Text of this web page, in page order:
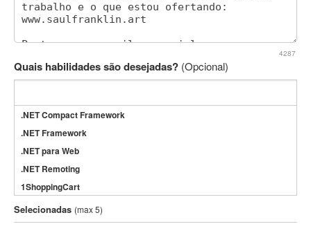
4287
Quais habilidades são desejadas? (Opcional)
.NET Compact Framework
.NET Framework
.NET para Web
.NET Remoting
1ShoppingCart
3DS Max
3GSM
Selecionadas (max 5)